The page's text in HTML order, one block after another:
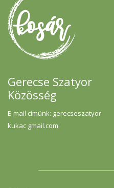
Gerecse Szatyor
Közösség
E-mail címünk: gerecseszatyor
kukac gmail.com